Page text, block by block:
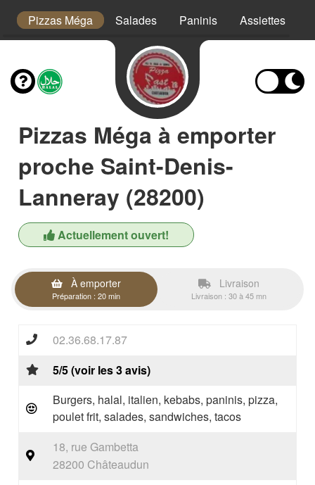
Pizzas Méga Salades Paninis Assiettes
Pizzas Méga à emporter
proche Saint-Denis-
Lanneray (28200)
Actuellement ouvert!
À emporter
Préparation : 20 min
Livraison
Livraison : 30 à 45 mn
02.36.68.17.87
5/5 (voir les 3 avis)
Burgers, halal, italien, kebabs, paninis, pizza,
poulet frit, salades, sandwiches, tacos
18, rue Gambetta
28200 Châteaudun